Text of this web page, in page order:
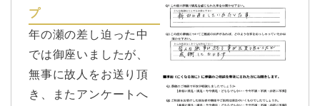
プ
年の瀬の差し迫った中
では御座いましたが、
無事に故人をお送り頂
き、またアンケートへ